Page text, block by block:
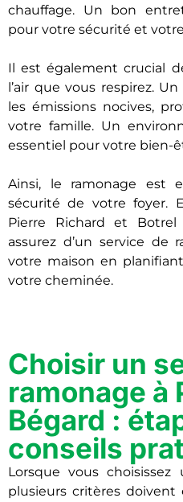
chauffage. Un bon
pour votre sécurité et
Il est également crucial
l’air que vous respirez.
les émissions nocives,
votre famille. Un
essentiel pour votre bien-
Ainsi, le ramonage est
sécurité de votre foyer.
Pierre Richard et
assurez d’un service de
votre maison en
votre cheminée.
Choisir un
ramonage à
Bégard :
conseils
Lorsque vous
plusieurs critères